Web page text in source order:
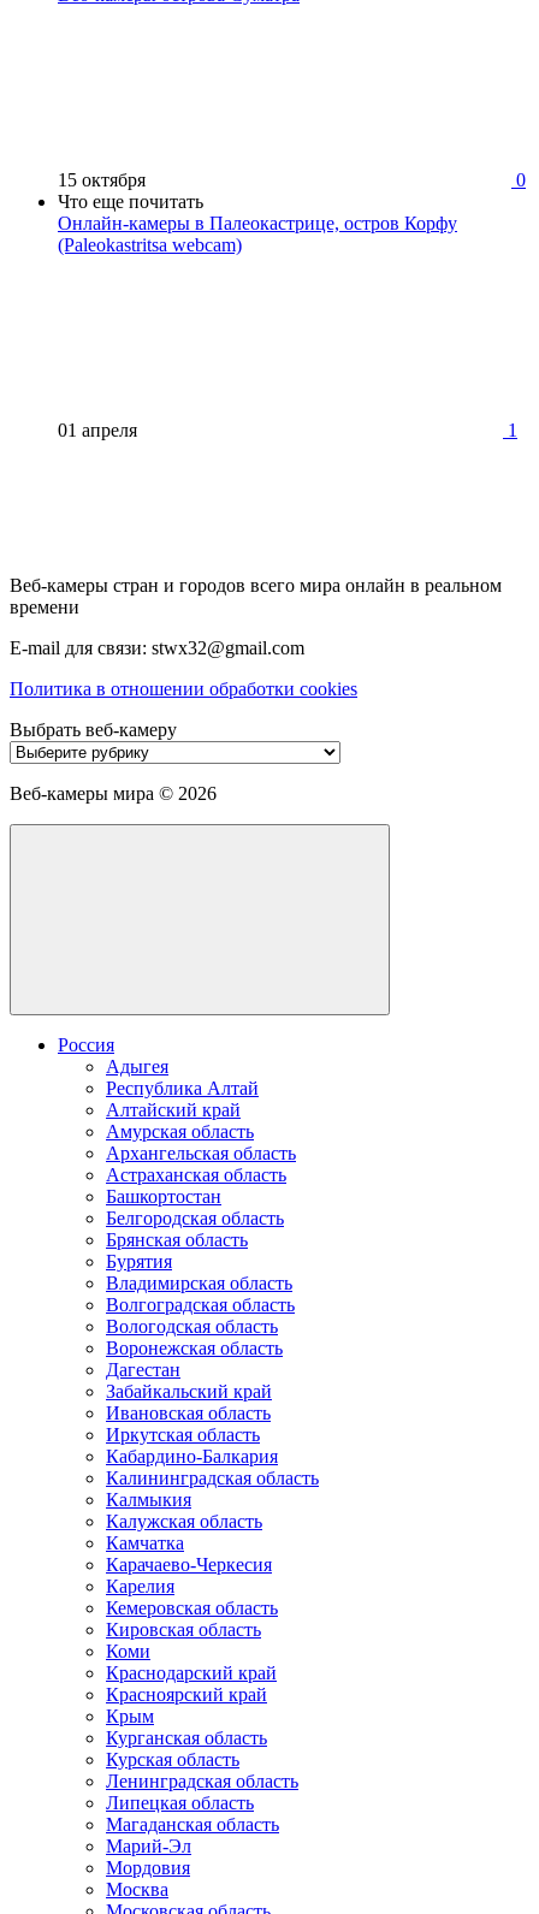
15 октября
0
Что еще почитать
Онлайн-камеры в Палеокастрице, остров Корфу
(Paleokastritsa webcam)
01 апреля 1
Веб-камеры стран и городов всего мира онлайн в реальном
времени
E-mail для связи: stwx32@gmail.com
Политика в отношении обработки cookies
Выбрать веб-камеру
Выбрать
камеру
Веб-камеры мира © 2026
Россия
Адыгея
Республика Алтай
Алтайский край
Амурская область
Архангельская область
Астраханская область
Башкортостан
Белгородская область
Брянская область
Бурятия
Владимирская область
Волгоградская область
Вологодская область
Воронежская область
Дагестан
Забайкальский край
Ивановская область
Иркутская область
Кабардино-Балкария
Калининградская область
Калмыкия
Калужская область
Камчатка
Карачаево-Черкесия
Карелия
Кемеровская область
Кировская область
Коми
Краснодарский край
Красноярский край
Крым
Курганская область
Курская область
Ленинградская область
Липецкая область
Магаданская область
Марий-Эл
Мордовия
Москва